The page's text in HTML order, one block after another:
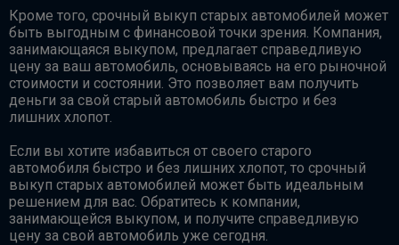
Кроме того, срочный выкуп старых автомобилей может
быть выгодным с финансовой точки зрения. Компания,
занимающаяся выкупом, предлагает справедливую
цену за ваш автомобиль, основываясь на его рыночной
стоимости и состоянии. Это позволяет вам получить
деньги за свой старый автомобиль быстро и без
лишних хлопот.
Если вы хотите избавиться от своего старого
автомобиля быстро и без лишних хлопот, то срочный
выкуп старых автомобилей может быть идеальным
решением для вас. Обратитесь к компании,
занимающейся выкупом, и получите справедливую
цену за свой автомобиль уже сегодня.